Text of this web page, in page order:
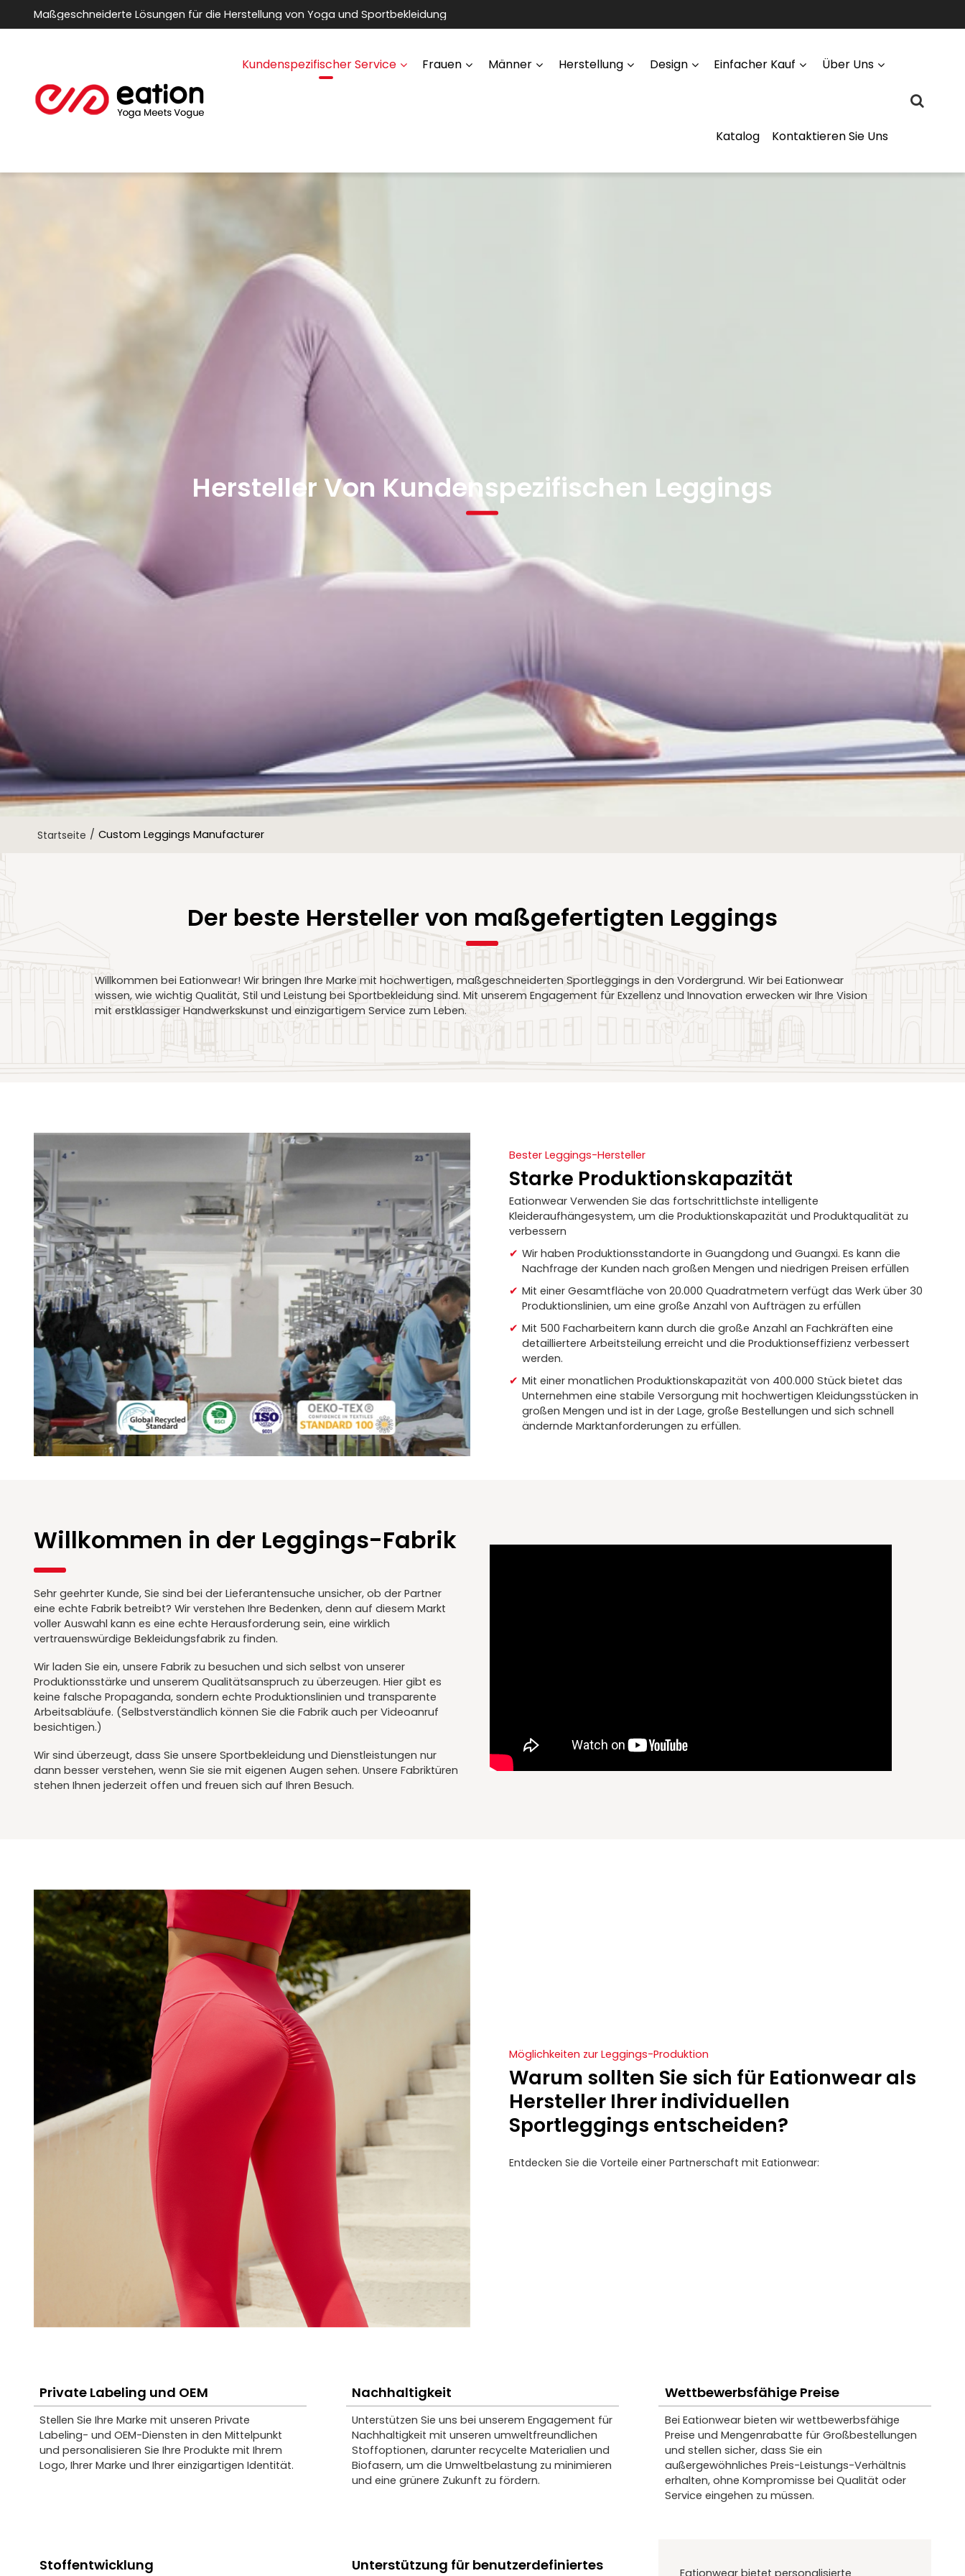
Maßgeschneiderte Lösungen für die Herstellung von Yoga und Sportbekleidung
Kundenspezifischer Service Frauen Männer Herstellung Design Einfacher Kauf Über Uns
Katalog Kontaktieren Sie Uns
Hersteller Von Kundenspezifischen Leggings
Startseite / Custom Leggings Manufacturer
Der beste Hersteller von maßgefertigten Leggings
Willkommen bei Eationwear! Wir bringen Ihre Marke mit hochwertigen, maßgeschneiderten Sportleggings in den Vordergrund. Wir bei Eationwear
wissen, wie wichtig Qualität, Stil und Leistung bei Sportbekleidung sind. Mit unserem Engagement für Exzellenz und Innovation erwecken wir Ihre Vision
mit erstklassiger Handwerkskunst und einzigartigem Service zum Leben.
Bester Leggings-Hersteller
Starke Produktionskapazität
Eationwear Verwenden Sie das fortschrittlichste intelligente
Kleideraufhängesystem, um die Produktionskapazität und Produktqualität zu
verbessern
Wir haben Produktionsstandorte in Guangdong und Guangxi. Es kann die
Nachfrage der Kunden nach großen Mengen und niedrigen Preisen erfüllen
Mit einer Gesamtfläche von 20.000 Quadratmetern verfügt das Werk über 30
Produktionslinien, um eine große Anzahl von Aufträgen zu erfüllen
Mit 500 Facharbeitern kann durch die große Anzahl an Fachkräften eine
detailliertere Arbeitsteilung erreicht und die Produktionseffizienz verbessert
werden.
Mit einer monatlichen Produktionskapazität von 400.000 Stück bietet das
Unternehmen eine stabile Versorgung mit hochwertigen Kleidungsstücken in
großen Mengen und ist in der Lage, große Bestellungen und sich schnell
ändernde Marktanforderungen zu erfüllen.
Willkommen in der Leggings-Fabrik
Sehr geehrter Kunde, Sie sind bei der Lieferantensuche unsicher, ob der Partner
eine echte Fabrik betreibt? Wir verstehen Ihre Bedenken, denn auf diesem Markt
voller Auswahl kann es eine echte Herausforderung sein, eine wirklich
vertrauenswürdige Bekleidungsfabrik zu finden.
Wir laden Sie ein, unsere Fabrik zu besuchen und sich selbst von unserer
Produktionsstärke und unserem Qualitätsanspruch zu überzeugen. Hier gibt es
keine falsche Propaganda, sondern echte Produktionslinien und transparente
Arbeitsabläufe. (Selbstverständlich können Sie die Fabrik auch per Videoanruf
besichtigen.)
Wir sind überzeugt, dass Sie unsere Sportbekleidung und Dienstleistungen nur
dann besser verstehen, wenn Sie sie mit eigenen Augen sehen. Unsere Fabriktüren
stehen Ihnen jederzeit offen und freuen sich auf Ihren Besuch.
Möglichkeiten zur Leggings-Produktion
Warum sollten Sie sich für Eationwear als
Hersteller Ihrer individuellen
Sportleggings entscheiden?
Entdecken Sie die Vorteile einer Partnerschaft mit Eationwear:
Private Labeling und OEM
Stellen Sie Ihre Marke mit unseren Private
Labeling- und OEM-Diensten in den Mittelpunkt
und personalisieren Sie Ihre Produkte mit Ihrem
Logo, Ihrer Marke und Ihrer einzigartigen Identität.
Nachhaltigkeit
Unterstützen Sie uns bei unserem Engagement für
Nachhaltigkeit mit unseren umweltfreundlichen
Stoffoptionen, darunter recycelte Materialien und
Biofasern, um die Umweltbelastung zu minimieren
und eine grünere Zukunft zu fördern.
Wettbewerbsfähige Preise
Bei Eationwear bieten wir wettbewerbsfähige
Preise und Mengenrabatte für Großbestellungen
und stellen sicher, dass Sie ein
außergewöhnliches Preis-Leistungs-Verhältnis
erhalten, ohne Kompromisse bei Qualität oder
Service eingehen zu müssen.
Stoffentwicklung
Unterstützung für benutzerdefiniertes
Eationwear bietet personalisierte